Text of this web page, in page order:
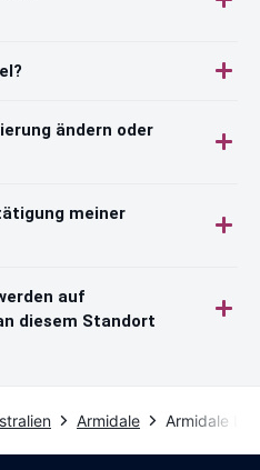
ändern oder
meiner
auf
diesem Standort
Armidale Armidale